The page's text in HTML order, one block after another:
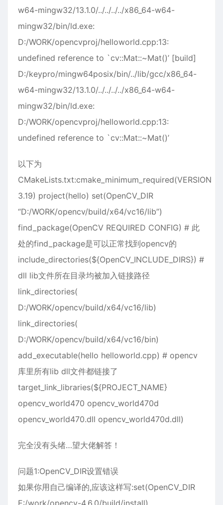
w64-mingw32/13.1.0/../../../../x86_64-w64-
mingw32/bin/ld.exe:
D:/WORK/opencvproj/helloworld.cpp:13:
undefined reference to `cv::Mat::~Mat()’ [build]
D:/keypro/mingw64posix/bin/../lib/gcc/x86_64-
w64-mingw32/13.1.0/../../../../x86_64-w64-
mingw32/bin/ld.exe:
D:/WORK/opencvproj/helloworld.cpp:13:
undefined reference to `cv::Mat::~Mat()’
以下为
CMakeLists.txt:cmake_minimum_required(VERSION
3.19) project(hello) set(OpenCV_DIR
“D:/WORK/opencv/build/x64/vc16/lib”)
find_package(OpenCV REQUIRED CONFIG) # 此
处的find_package是可以正常找到opencv的
include_directories(${OpenCV_INCLUDE_DIRS}) #
dll lib文件所在目录均被加入链接路径
link_directories(
D:/WORK/opencv/build/x64/vc16/lib)
link_directories(
D:/WORK/opencv/build/x64/vc16/bin)
add_executable(hello helloworld.cpp) # opencv
库里所有lib dll文件都链接了
target_link_libraries(${PROJECT_NAME}
opencv_world470 opencv_world470d
opencv_world470.dll opencv_world470d.dll)
完全没有头绪…望大佬解答！
问题1:OpenCV_DIR设置错误
如果你用自己编译的,应该这样写:set(OpenCV_DIR
E:/work/opencv-4.6.0/build/install)